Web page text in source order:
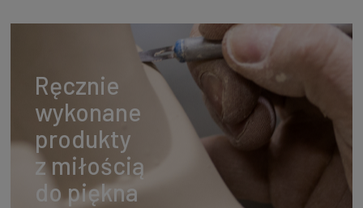
Ręcznie
wykonane
produkty
z miłością
do piękna